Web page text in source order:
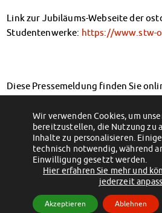
Link zur Jubiläums-Webseite der
Studentenwerke: https://www.stw-
Diese Pressemeldung finden Sie
partner-der-studierenden-seit-30
Studentenwerk Magdeburg zum 1. Juli
neu aufgestellt
(c) 2012 - 2026 by Studentenwerk
Rechts
Facebook
Instagram
Wir verwenden Cookies, um
bereitzustellen, die Nutzung zu
Inhalte zu personalisieren.
technisch notwendig, während
Einwilligung gesetzt werden.
Hier erfahren Sie mehr und
jederzeit
Akzeptieren Ablehnen